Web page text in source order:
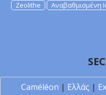
Zeolithe
Αναβαθμισμένη
Caméléon | Ελλάς |